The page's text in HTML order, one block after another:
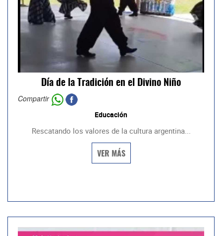
Día de la Tradición en el Divino Niño
Compartir
Educación
Rescatando los valores de la cultura argentina...
VER MÁS